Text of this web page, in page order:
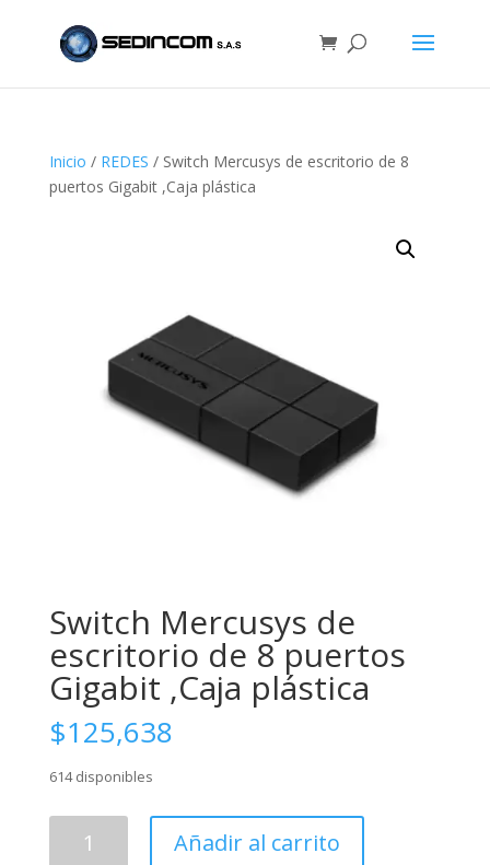
Inicio / REDES / Switch Mercusys de escritorio de 8
puertos Gigabit ,Caja plástica
Switch Mercusys de
escritorio de 8 puertos
Gigabit ,Caja plástica
$125,638
614 disponibles
Mercusys
Añadir al carrito